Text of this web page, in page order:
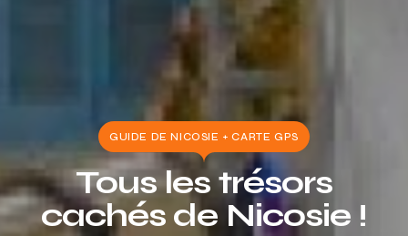
GUIDE DE NICOSIE + CARTE GPS
Tous les trésors
cachés de Nicosie !